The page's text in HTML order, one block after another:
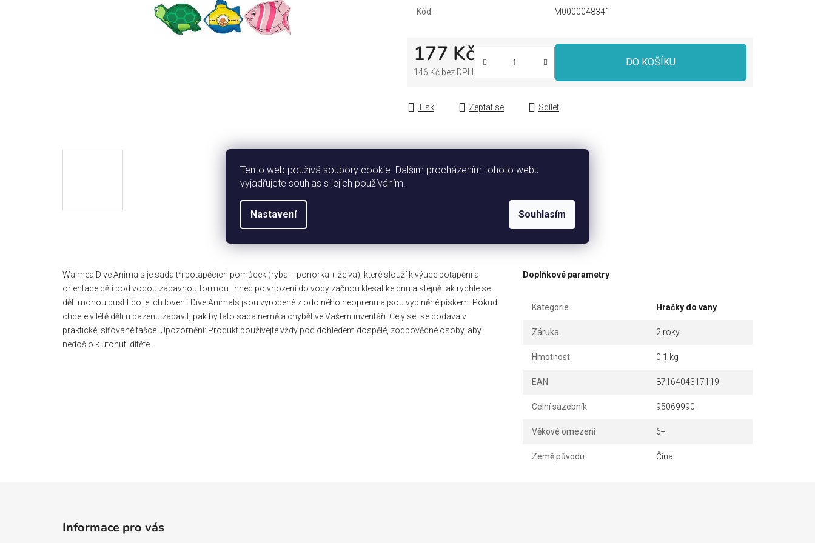
Tento web používá soubory cookie. Dalším procházením tohoto webu
vyjadřujete souhlas s jejich používáním.
Nastavení Souhlasím
Kód: M0000048341
177 Kč
146 Kč bez DPH
DO KOŠÍKU
Tisk Zeptat se Sdílet
Waimea Dive Animals je sada tří potápěcích pomůcek (ryba + ponorka + želva), které slouží k výuce potápění a
orientace dětí pod vodou zábavnou formou. Ihned po vhození do vody začnou klesat ke dnu a stejně tak rychle se
děti mohou pustit do jejich lovení. Dive Animals jsou vyrobené z odolného neoprenu a jsou vyplněné pískem. Pokud
chcete v létě děti u bazénu zabavit, pak by tato sada neměla chybět ve Vašem inventáři. Celý set se dodává v
praktické, síťované tašce. Upozornění: Produkt používejte vždy pod dohledem dospělé, zodpovědné osoby, aby
nedošlo k utonutí dítěte.
Doplňkové parametry
Kategorie Hračky do vany
Záruka 2 roky
Hmotnost 0.1 kg
EAN 8716404317119
Celní sazebník 95069990
Věkové omezení 6+
Země původu Čína
Informace pro vás